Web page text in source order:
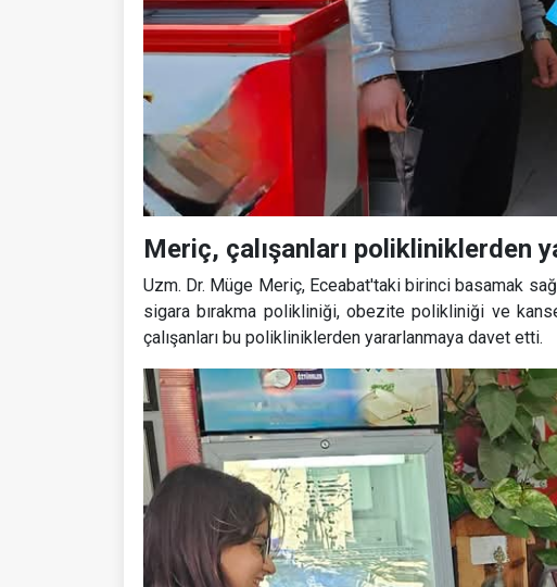
Meriç, çalışanları polikliniklerden
Uzm. Dr. Müge Meriç, Eceabat'taki birinci basamak
sigara bırakma polikliniği, obezite polikliniği ve
çalışanları bu polikliniklerden yararlanmaya davet etti.